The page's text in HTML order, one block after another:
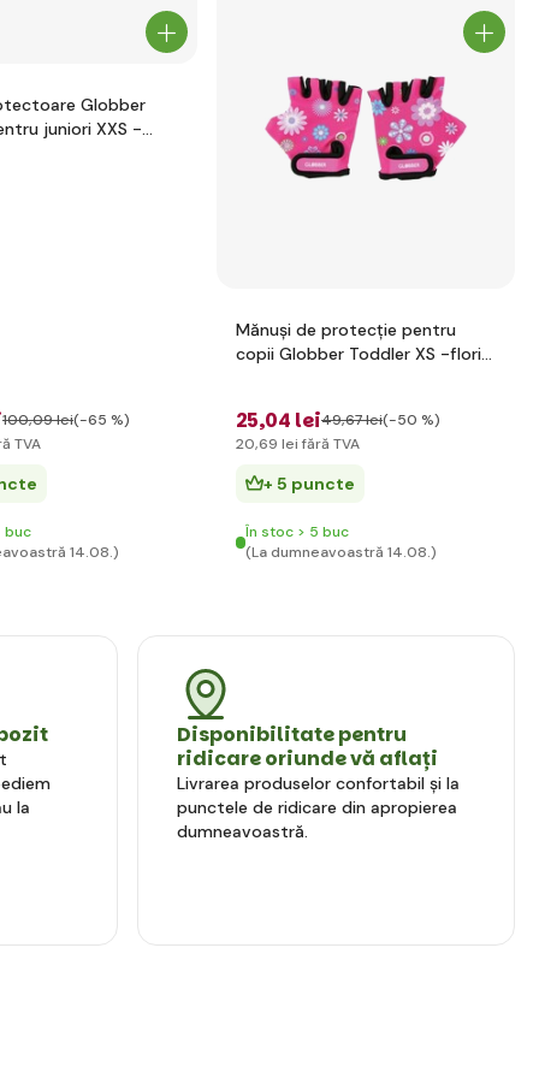
Globber
juniori XXS -
100,09 lei(-65 %)
TVA
buc
14.08.)
Mănuși de protecție pentru
copii Globber Toddler XS -flori
25,04 lei49,67 lei(-50 %)
20,69 lei fără TVA
+ 5 puncte
În stoc > 5 buc
(La dumneavoastră 14.08.)
la
Disponibilitate pentru
ridicare oriunde vă aflați
Livrarea produselor confortabil și la
punctele de ridicare din apropierea
dumneavoastră.